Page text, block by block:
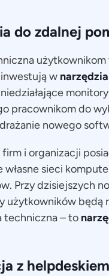
do zdalnej
w
pracownikom do
nowego
firm i organizacji
własne sieci
Przy dzisiejszych
użytkowników będą
techniczna – to
z helpdeskiem